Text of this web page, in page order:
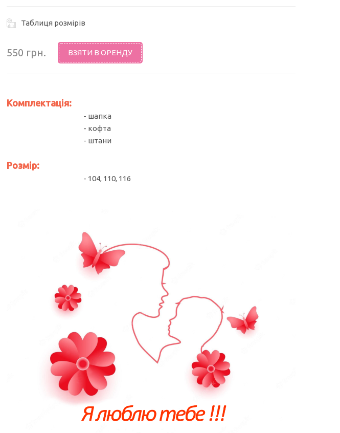
Таблиця розмірів
550 грн. ВЗЯТИ В ОРЕНДУ
Комплектація:
- шапка
- кофта
- штани
Розмір:
- 104, 110, 116